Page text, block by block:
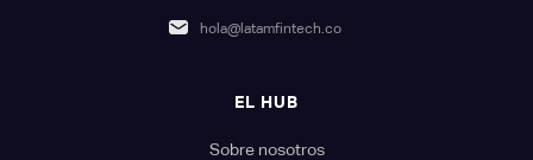
hola@latamfintech.co
EL HUB
Sobre nosotros